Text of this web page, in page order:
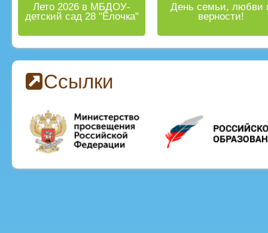
Лето 2026 в МБДОУ-
детский сад 28 "Ёлочка"
День семьи, любви
верности!
Ссылки